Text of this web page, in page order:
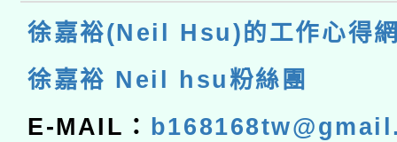
徐嘉裕(Neil Hsu)的工作心得
徐嘉裕 Neil hsu粉絲團
E-MAIL：